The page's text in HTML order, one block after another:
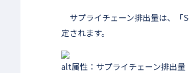
サプライチェーン排出量は、「
定されます。
alt属性：サプライチェーン排出量